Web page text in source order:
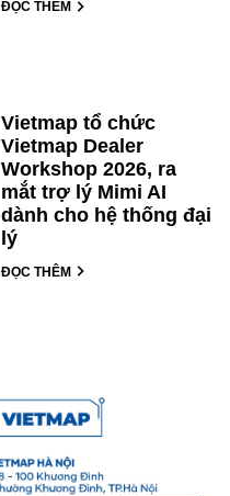
ĐỌC THÊM
Vietmap tổ chức
Vietmap Dealer
Workshop 2026, ra
mắt trợ lý Mimi AI
dành cho hệ thống đại
lý
ĐỌC THÊM